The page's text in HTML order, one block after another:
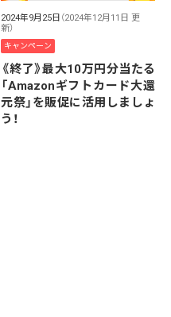
2024年9月25日 （2024年12月11日 更
新）
キャンペーン
《終了》最大10万円分当たる
「Amazonギフトカード大還
元祭」を販促に活用しましょ
う！